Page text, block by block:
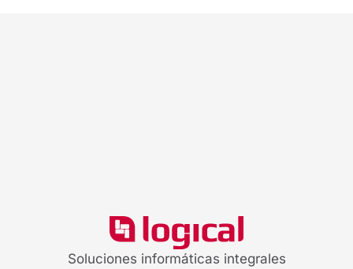
Soluciones informáticas integrales